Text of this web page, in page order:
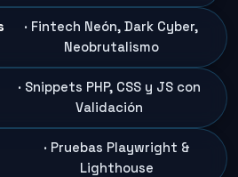
· Fintech Neón, Dark Cyber,
Neobrutalismo
· Snippets PHP, CSS y JS con
Validación
· Pruebas Playwright &
Lighthouse